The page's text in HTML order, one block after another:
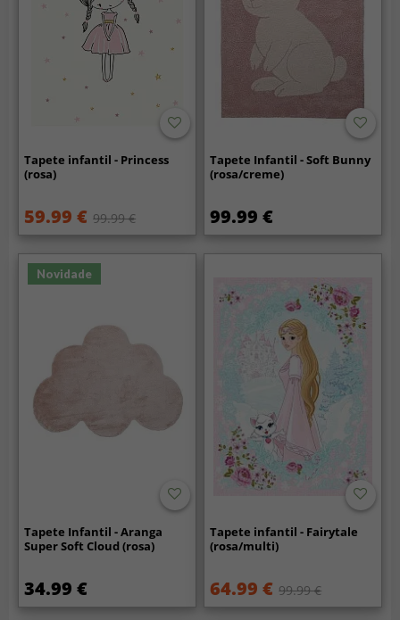
Tapete infantil - Princess
(rosa)
59.99 € 99.99 €
Tapete Infantil - Soft Bunny
(rosa/creme)
99.99 €
Novidade
Tapete Infantil - Aranga
Super Soft Cloud (rosa)
34.99 €
Tapete infantil - Fairytale
(rosa/multi)
64.99 € 99.99 €